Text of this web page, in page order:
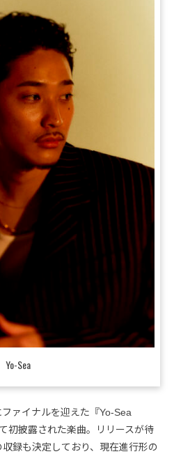
Yo-Sea
ァイナルを迎えた『Yo-Sea
初披露された楽曲。リリースが待
録も決定しており、現在進行形の